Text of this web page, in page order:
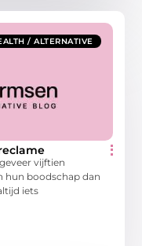
/ ALTERNATIVE
vijftien
hun boodschap dan
iets